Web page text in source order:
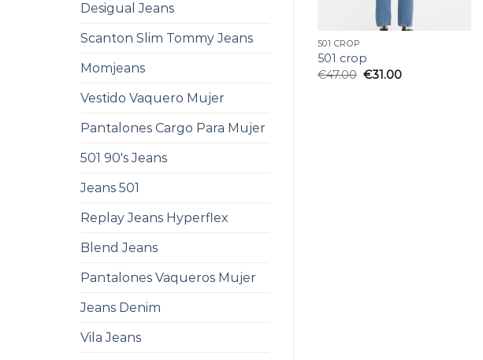
Desigual Jeans
Scanton Slim Tommy Jeans
Momjeans
Vestido Vaquero Mujer
Pantalones Cargo Para Mujer
501 90's Jeans
Jeans 501
Replay Jeans Hyperflex
Blend Jeans
Pantalones Vaqueros Mujer
Jeans Denim
Vila Jeans
501 CROP
501 crop
€47.00 €31.00